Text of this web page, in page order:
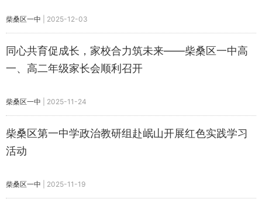
柴桑区一中 2025-12-03
同心共育促成长，家校合力筑未来——柴桑区一中高
一、高二年级家长会顺利召开
柴桑区一中 2025-11-24
柴桑区第一中学政治教研组赴岷山开展红色实践学习
活动
柴桑区一中 2025-11-19